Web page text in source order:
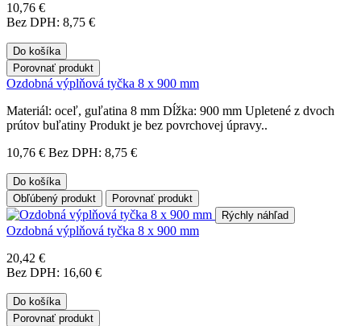
10,76 €
Bez DPH: 8,75 €
Do košíka
Porovnať produkt
Ozdobná výplňová tyčka 8 x 900 mm
Materiál: oceľ, guľatina 8 mm Dĺžka: 900 mm Upletené z dvoch
prútov buľatiny Produkt je bez povrchovej úpravy..
10,76 € Bez DPH: 8,75 €
Do košíka
Obľúbený produkt
Porovnať produkt
Rýchly náhľad
Ozdobná výplňová tyčka 8 x 900 mm
20,42 €
Bez DPH: 16,60 €
Do košíka
Porovnať produkt